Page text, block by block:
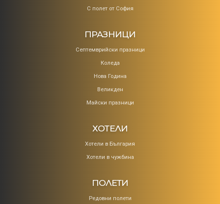
С полет от София
ПРАЗНИЦИ
Септемврийски празници
Коледa
Нова Година
Великден
Майски празници
ХОТЕЛИ
Хотели в България
Хотели в чужбина
ПОЛЕТИ
Редовни полети